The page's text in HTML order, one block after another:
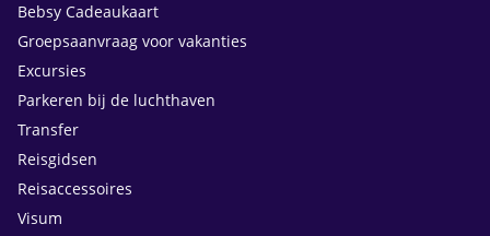
Bebsy Cadeaukaart
Groepsaanvraag voor vakanties
Excursies
Parkeren bij de luchthaven
Transfer
Reisgidsen
Reisaccessoires
Visum